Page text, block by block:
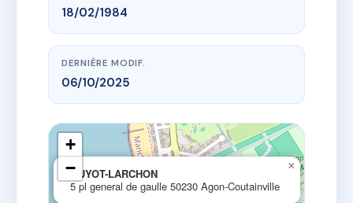
18/02/1984
DERNIÈRE MODIF.
06/10/2025
GUYOT-LARCHON
5 pl general de gaulle 50230 Agon-Coutainville
×
+
−